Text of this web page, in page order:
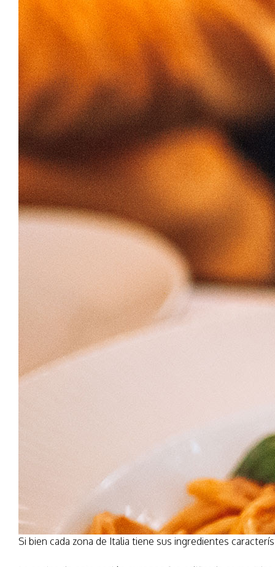
Si bien cada zona de Italia tiene sus ingredientes